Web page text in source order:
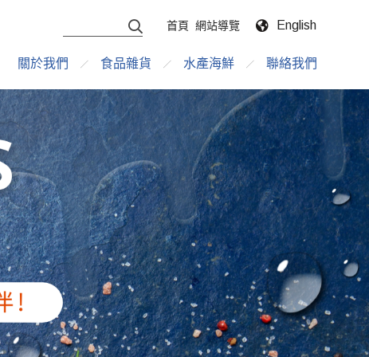
首頁 網站導覽 English
關於我們 食品雜貨 水產海鮮 聯絡我們